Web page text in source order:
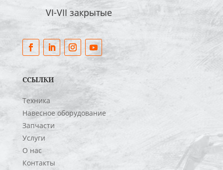
VI-VII закрытые
ССЫЛКИ
Техника
Навесное оборудование
Запчасти
Услуги
О нас
Контакты